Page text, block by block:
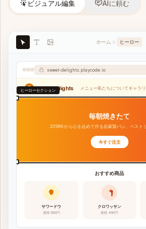
ビジュアル編集 AIに頼む
ホーム ヒーロー
sweet-delights.playcode.io
Sweet Delights メニュー私たちについてギャラ
ヒーローセクション
毎朝焼きたて
2019年から心を込めて作る自家製パン、ペスト
今すぐ注文
おすすめ商品
サワードウ
価格 680円
クロワッサン
価格 490円